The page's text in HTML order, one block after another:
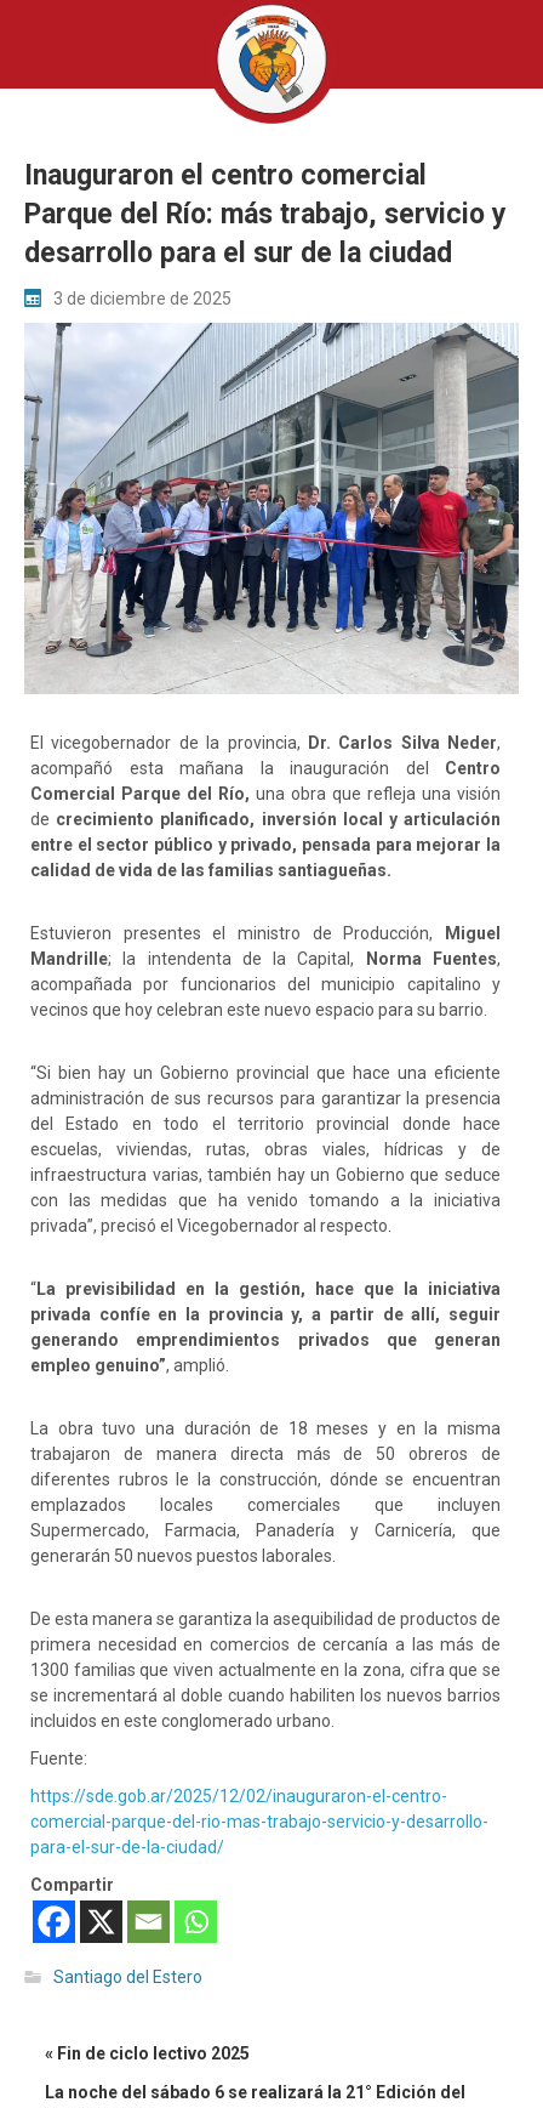
Inauguraron el centro comercial
Parque del Río: más trabajo, servicio y
desarrollo para el sur de la ciudad
3 de diciembre de 2025
El vicegobernador de la provincia, Dr. Carlos Silva Neder,
acompañó esta mañana la inauguración del Centro
Comercial Parque del Río, una obra que refleja una visión
de crecimiento planificado, inversión local y articulación
entre el sector público y privado, pensada para mejorar la
calidad de vida de las familias santiagueñas.
Estuvieron presentes el ministro de Producción,
Miguel
Mandrille; la intendenta de la Capital, Norma Fuentes,
acompañada por funcionarios del municipio capitalino y
vecinos que hoy celebran este nuevo espacio para su barrio.
“Si bien hay un Gobierno provincial que hace una eficiente
administración de sus recursos para garantizar la presencia
del Estado en todo el territorio provincial donde hace
escuelas, viviendas, rutas, obras viales, hídricas y de
infraestructura varias, también hay un Gobierno que seduce
con las medidas que ha venido tomando a la iniciativa
privada”, precisó el Vicegobernador al respecto.
“La previsibilidad en la gestión, hace que la iniciativa
privada confíe en la provincia y, a partir de allí, seguir
generando emprendimientos privados que generan
empleo genuino”, amplió.
La obra tuvo una duración de 18 meses y en la misma
trabajaron de manera directa más de 50 obreros de
diferentes rubros le la construcción, dónde se encuentran
emplazados locales comerciales que incluyen
Supermercado, Farmacia, Panadería y Carnicería, que
generarán 50 nuevos puestos laborales.
De esta manera se garantiza la asequibilidad de productos de
primera necesidad en comercios de cercanía a las más de
1300 familias que viven actualmente en la zona, cifra que se
se incrementará al doble cuando habiliten los nuevos barrios
incluidos en este conglomerado urbano.
Fuente:
https://sde.gob.ar/2025/12/02/inauguraron-el-centro-
comercial-parque-del-rio-mas-trabajo-servicio-y-desarrollo-
para-el-sur-de-la-ciudad/
Compartir
Santiago del Estero
« Fin de ciclo lectivo 2025
La noche del sábado 6 se realizará la 21° Edición del